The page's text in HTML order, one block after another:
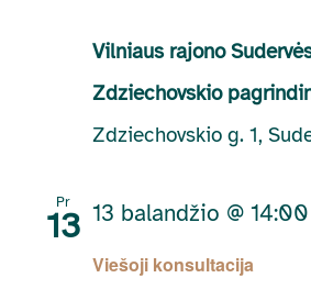
Vilniaus rajono
Zdziechovskio
Zdziechovskio g. 1,
Pr
13
Viešoji konsultacija
13 balandžio @ 14:00